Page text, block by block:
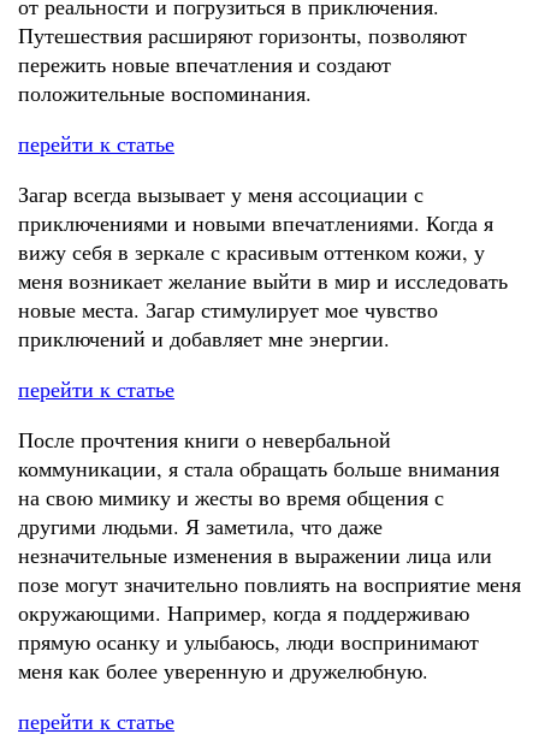
Путешествия расширяют горизонты, позволяют
пережить новые впечатления и создают
положительные воспоминания.
перейти к статье
Загар всегда вызывает у меня ассоциации с
приключениями и новыми впечатлениями. Когда я
вижу себя в зеркале с красивым оттенком кожи, у
меня возникает желание выйти в мир и исследовать
новые места. Загар стимулирует мое чувство
приключений и добавляет мне энергии.
перейти к статье
После прочтения книги о невербальной
коммуникации, я стала обращать больше внимания
на свою мимику и жесты во время общения с
другими людьми. Я заметила, что даже
незначительные изменения в выражении лица или
позе могут значительно повлиять на восприятие меня
окружающими. Например, когда я поддерживаю
прямую осанку и улыбаюсь, люди воспринимают
меня как более уверенную и дружелюбную.
перейти к статье